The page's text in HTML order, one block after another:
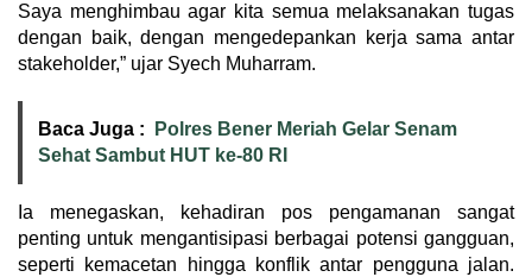
Saya menghimbau agar kita semua melaksanakan tugas
dengan baik, dengan mengedepankan kerja sama antar
stakeholder,” ujar Syech Muharram.
Baca Juga :
Polres Bener Meriah Gelar Senam
Sehat Sambut HUT ke-80 RI
Ia menegaskan, kehadiran pos pengamanan sangat
penting untuk mengantisipasi berbagai potensi gangguan,
seperti kemacetan hingga konflik antar pengguna jalan.